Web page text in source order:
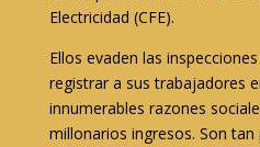
Electricidad (CFE).
Ellos evaden las
registrar a sus trabajadores
innumerables razones
millonarios ingresos. Son